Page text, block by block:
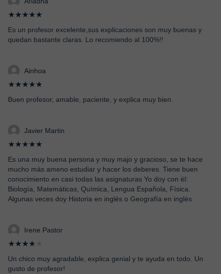
★★★★★
Es un profesor excelente,sus explicaciones son muy buenas y
quedan bastante claras. Lo recomiendo al 100%!!
Ainhoa
★★★★★
Buen profesor, amable, paciente, y explica muy bien.
Javier Martin
★★★★★
Es una muy buena persona y muy majo y gracioso, se te hace
mucho más ameno estudiar y hacer los deberes. Tiene buen
conocimiento en casi todas las asignaturas Yo doy con él:
Biología, Matemáticas, Química, Lengua Española, Física.
Algunas veces doy Historia en inglés o Geografía en inglés
Irene Pastor
★★★★
Un chico muy agradable, explica genial y te ayuda en todo. Un
gusto de profesor!